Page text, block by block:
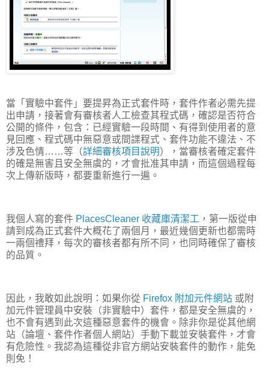
當「實驗中套件」要提昇為正式套件時，套件作者必需先提
出申請，接著會有審核者人工檢查其程式碼，確認是否符合
公開的條件，包含：已經實驗一段時間、有得到使用者的意
見回應、程式碼中無惡意或間諜程式、套件功能不違法、不
涉及色情……等（詳細審核項目說明），當審核者確定套件
的確是無害且安全無虞的，才會批准其申請，而這個過程每
次上傳新版時，都要重新進行一遍。
我個人寫的套件 PlacesCleaner 收藏庫清潔工 ，第一版從申
請到成為正式套件大概花了兩個月，最近幾個更新也都需時
一兩個禮拜，每次的審核者都有所不同，也同時確保了審核
的品質。
因此，我敢如此說明：如果你從 Firefox 附加元件網站 或附
加元件管理員中安裝（非實驗中）套件，都是安全無虞的，
也不會有遇到此次這種惡意套件的機會。除非你是從其他網
站（論壇、套件作者個人網站）手動下載並安裝套件，才會
有危險性。我認為這種從非官方網站安裝套件的動作，能免
則免！